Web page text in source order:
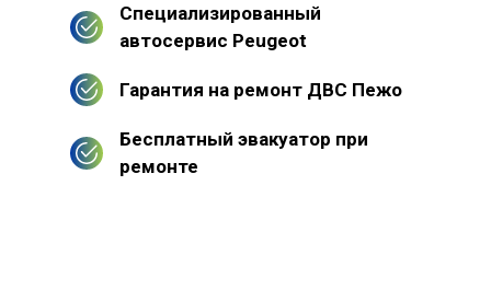
Специализированный
автосервис Peugeot
Гарантия на ремонт ДВС Пежо
Бесплатный эвакуатор при
ремонте